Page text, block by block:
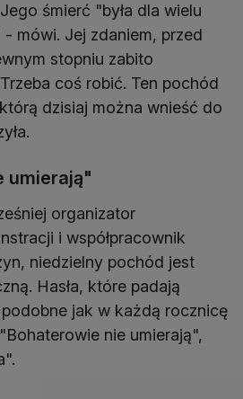
śmierć "była dla wielu
mówi. Jej zdaniem, przed
stopniu zabito
coś robić. Ten pochód
dzisiaj można wnieść do
umierają"
organizator
i współpracownik
niedzielny pochód jest
Hasła, które padają
jak w każdą rocznicę
nie umierają",